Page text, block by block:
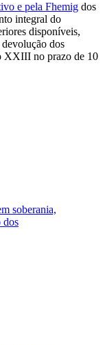
e pela Fhemig dos
integral do
disponíveis,
dos
XXIII no prazo de 10
soberania,
dos